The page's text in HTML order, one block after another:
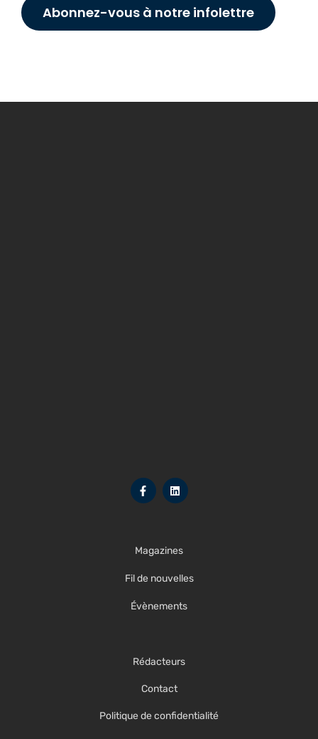
Abonnez-vous à notre infolettre
Magazines
Fil de nouvelles
Évènements
Rédacteurs
Contact
Politique de confidentialité